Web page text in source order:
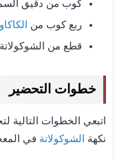
كوب من دقيق
ربع كوب من
الكاكاو
قطع من
خطوات التحضير
اتبعي الخطوات التالية
نكهة
الشوكولاتة في